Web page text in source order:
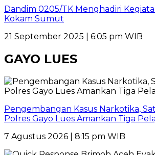
Dandim 0205/TK Menghadiri
Kokam Sumut
21 September 2025 | 6:05 pm WIB
GAYO LUES
Pengembangan Kasus Narkotika,
Polres Gayo Lues Amankan Tiga
7 Agustus 2026 | 8:15 pm WIB